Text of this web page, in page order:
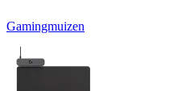
Gamingmuizen